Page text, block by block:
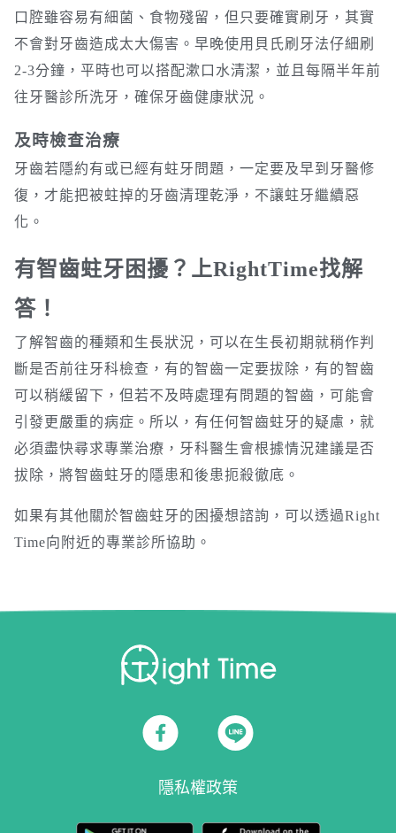
口腔雖容易有細菌、食物殘留，但只要確實刷牙，其實
不會對牙齒造成太大傷害。早晚使用貝氏刷牙法仔細刷
2-3分鐘，平時也可以搭配漱口水清潔，並且每隔半年前
往牙醫診所洗牙，確保牙齒健康狀況。
及時檢查治療
牙齒若隱約有或已經有蛀牙問題，一定要及早到牙醫修
復，才能把被蛀掉的牙齒清理乾淨，不讓蛀牙繼續惡
化。
有智齒蛀牙困擾？上RightTime找解
答！
了解智齒的種類和生長狀況，可以在生長初期就稍作判
斷是否前往牙科檢查，有的智齒一定要拔除，有的智齒
可以稍緩留下，但若不及時處理有問題的智齒，可能會
引發更嚴重的病症。所以，有任何智齒蛀牙的疑慮，就
必須盡快尋求專業治療，牙科醫生會根據情況建議是否
拔除，將智齒蛀牙的隱患和後患扼殺徹底。
如果有其他關於智齒蛀牙的困擾想諮詢，可以透過Right
Time向附近的專業診所協助。
隱私權政策